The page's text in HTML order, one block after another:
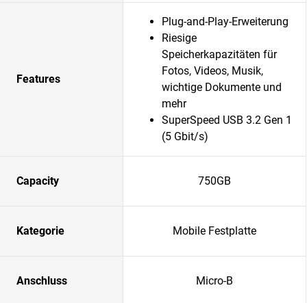
Features
Plug-and-Play-Erweiterung
Riesige
Speicherkapazitäten für
Fotos, Videos, Musik,
wichtige Dokumente und
mehr
SuperSpeed USB 3.2 Gen 1
(5 Gbit/s)
Capacity 750GB
Kategorie Mobile Festplatte
Anschluss Micro-B